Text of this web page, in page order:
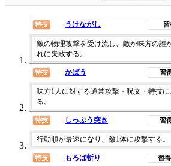
特技 うけながし 習
敵の物理攻撃を受け流し、敵か味方の誰
れに失敗する。
特技 かばう 習
味方1人に対する通常攻撃・呪文・特技
る。
特技 しっぷう突き 習
行動順が最速になり、敵1体に攻撃する。
特技 もろば斬り 習